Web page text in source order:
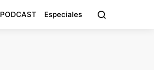
PODCAST Especiales